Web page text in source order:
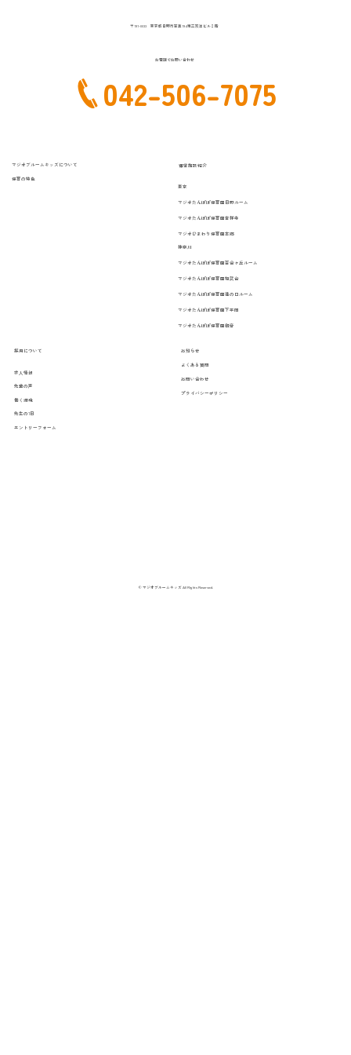
〒191-0033 東京都日野市百草194第三双洋ビル２階
お電話でお問い合わせ
042-506-7075
マジオブルームキッズについて
保育の特色
運営施設紹介
東京
マジオたんぽぽ保育園日野ルーム
マジオたんぽぽ保育園吉祥寺
マジオひまわり保育園本郷
神奈川
マジオたんぽぽ保育園百合ヶ丘ルーム
マジオたんぽぽ保育園相武台
マジオたんぽぽ保育園溝の口ルーム
マジオたんぽぽ保育園下平間
マジオたんぽぽ保育園観音
採用について
求人情報
先輩の声
働く環境
先生の1日
エントリーフォーム
お知らせ
よくある質問
お問い合わせ
プライバシーポリシー
© マジオブルームキッズ All Rights Reserved.